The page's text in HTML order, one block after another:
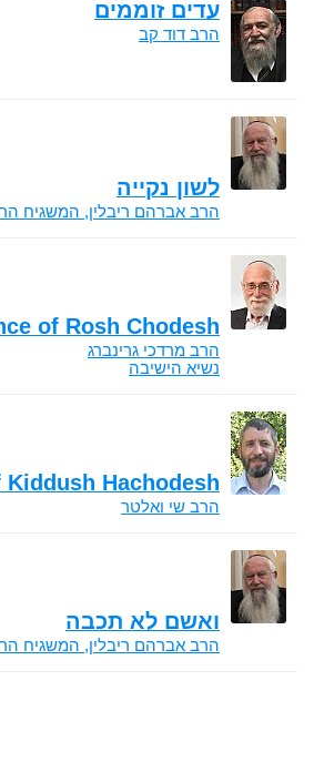
עדים זוממים
הרב דוד קב
לשון נקייה
הרב אברהם ריבלין, המשגיח
of Rosh Chodesh
הרב מרדכי גרינברג
נשיא הישיבה
Hachodesh
הרב שי ואלטר
ואשם לא תכבה
הרב אברהם ריבלין, המשגיח